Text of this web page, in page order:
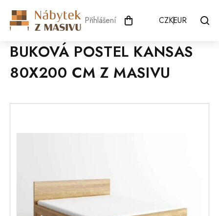
obsah
Přihlášení CZKEUR
BUKOVÁ POSTEL KANSAS
80X200 CM Z MASIVU